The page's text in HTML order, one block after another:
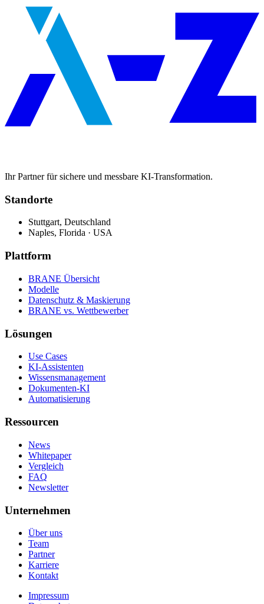
Ihr Partner für sichere und messbare KI-Transformation.
Standorte
Stuttgart, Deutschland
Naples, Florida · USA
Plattform
BRANE Übersicht
Modelle
Datenschutz & Maskierung
BRANE vs. Wettbewerber
Lösungen
Use Cases
KI-Assistenten
Wissensmanagement
Dokumenten-KI
Automatisierung
Ressourcen
News
Whitepaper
Vergleich
FAQ
Newsletter
Unternehmen
Über uns
Team
Partner
Karriere
Kontakt
Impressum